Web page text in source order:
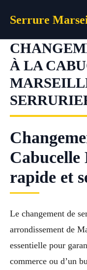
Serrure
À LA
Cabucelle
rapide et
Le changement de
arrondissement de
essentielle pour
commerce ou d’un